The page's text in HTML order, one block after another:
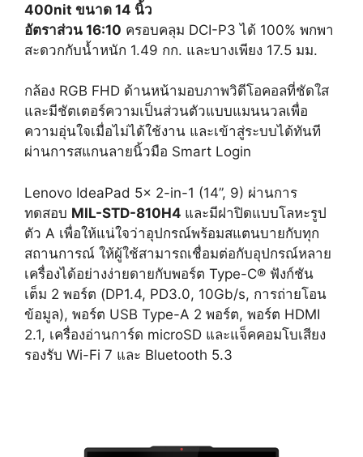
400nit ขนาด 14 นิ้ว
อัตราส่วน 16:10 ครอบคลุม DCI-P3 ได้ 100% พกพา
สะดวกกับน้ำหนัก 1.49 กก. และบางเพียง 17.5 มม.
กล้อง RGB FHD ด้านหน้ามอบภาพวิดีโอคอลที่ชัดใส
และมีชัตเตอร์ความเป็นส่วนตัวแบบแมนนวลเพื่อ
ความอุ่นใจเมื่อไม่ได้ใช้งาน และเข้าสู่ระบบได้ทันที
ผ่านการสแกนลายนิ้วมือ Smart Login
Lenovo IdeaPad 5x 2-in-1 (14”, 9) ผ่านการ
ทดสอบ MIL-STD-810H4 และมีฝาปิดแบบโลหะรูป
ตัว A เพื่อให้แน่ใจว่าอุปกรณ์พร้อมสแตนบายกับทุก
สถานการณ์ ให้ผู้ใช้สามารถเชื่อมต่อกับอุปกรณ์หลาย
เครื่องได้อย่างง่ายดายกับพอร์ต Type-C® ฟังก์ชัน
เต็ม 2 พอร์ต (DP1.4, PD3.0, 10Gb/s, การถ่ายโอน
ข้อมูล), พอร์ต USB Type-A 2 พอร์ต, พอร์ต HDMI
2.1, เครื่องอ่านการ์ด microSD และแจ็คคอมโบเสียง
รองรับ Wi-Fi 7 และ Bluetooth 5.3